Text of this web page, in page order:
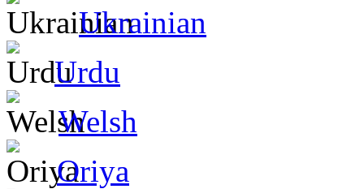
Ukrainian
Urdu
Welsh
Oriya